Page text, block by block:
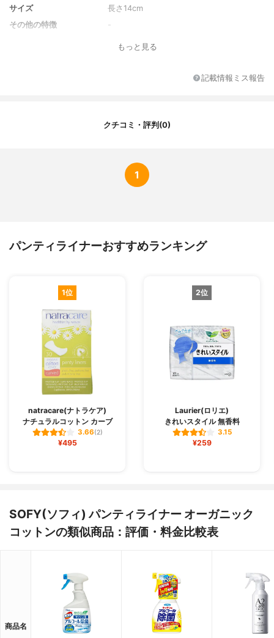
サイズ
長さ14cm
その他の特徴
もっと見る
記載情報ミス報告
クチコミ・評判(0)
1
パンティライナーおすすめランキング
1位
natracare(ナトラケア)
ナチュラルコットン カーブ
3.66(2)
¥495
2位
Laurier(ロリエ)
きれいスタイル 無香料
3.15
¥259
SOFY(ソフィ) パンティライナー オーガニック
コットンの類似商品：評価・料金比較表
商品名